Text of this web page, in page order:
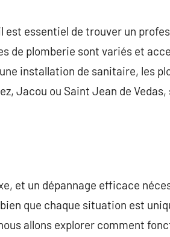
est essentiel de trouver un
de plomberie sont variés et
installation de sanitaire, les
Jacou ou Saint Jean de
et un dépannage efficace
que chaque situation est
allons explorer comment